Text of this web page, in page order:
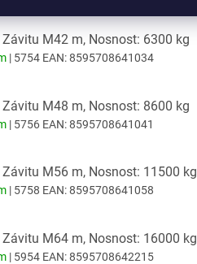
Závitu M42 m, Nosnost: 6300 kg
| 5754 EAN:8595708641034
Závitu M48 m, Nosnost: 8600 kg
| 5756 EAN:8595708641041
Závitu M56 m, Nosnost: 11500 kg
| 5758 EAN:8595708641058
Závitu M64 m, Nosnost: 16000 kg
| 5954 EAN:8595708642215